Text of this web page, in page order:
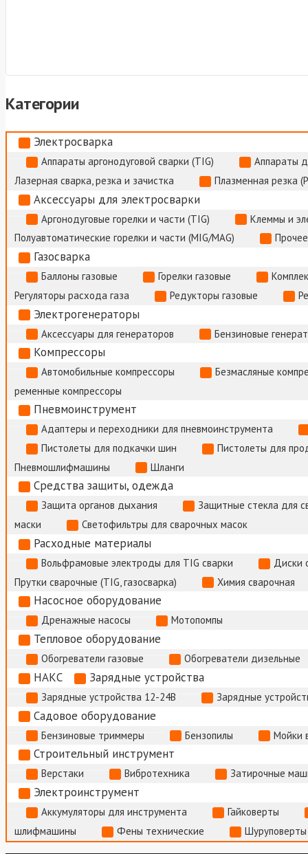
Категории
Электросварка
Аппараты аргонодуговой сварки (TIG)
Аппараты
Лазерная сварка, резка и зачистка
Плазменная резка
Аксессуары для электросварки
Аргонодуговые горелки и части (TIG)
Клеммы и
Полуавтоматические горелки и части (MIG/MAG)
Газосварка
Баллоны газовые Горелки газовые
Регуляторы расхода газа
Редукторы газовые
Электрогенераторы
Аксессуары для генераторов Бензиновые
Компрессоры
Автомобильные компрессоры
Безмасляные
ременные компрессоры
Пневмоинструмент
Адаптеры и переходники для пневмоинструмента
Пистолеты для подкачки шин
Пистолеты для
Пневмошлифмашины
Шланги
Средства защиты, одежда
Защита органов дыхания
Защитные стекла для
маски
Светофильтры для сварочных масок
Расходные материалы
Вольфрамовые электроды для TIG сварки
Диски
Прутки сварочные (TIG, газосварка)
Химия сварочная
Насосное оборудование
Дренажные насосы Мотопомпы
Тепловое оборудование
Обогреватели газовые Обогреватели дизельные
НАКС Зарядные устройства
Зарядные устройства 12-24В Зарядные
Садовое оборудование
Бензиновые триммеры Бензопилы Мойки
Строительный инструмент
Верстаки Вибротехника Затирочные
Электроинструмент
Аккумуляторы для инструмента
Гайковерты
шлифмашины
Фены технические